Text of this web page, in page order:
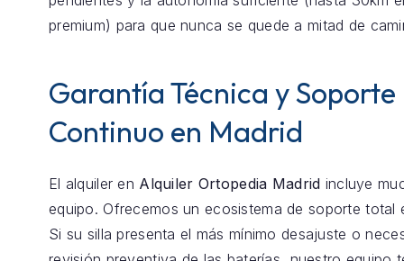
premium) para que nunca se quede a mitad de
Garantía Técnica y Soporte
Continuo en Madrid
El alquiler en Alquiler Ortopedia Madrid incluye
equipo. Ofrecemos un ecosistema de soporte total
Si su silla presenta el más mínimo desajuste o